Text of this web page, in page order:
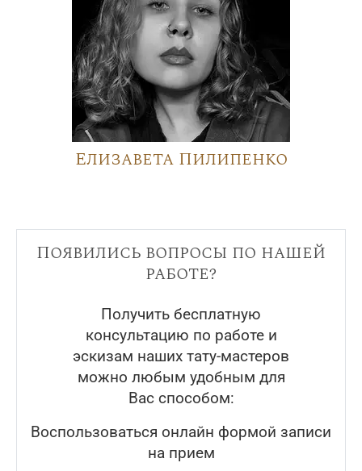
Елизавета Пилипенко
Появились вопросы по нашей
работе?
Получить бесплатную
консультацию по работе и
эскизам наших тату-мастеров
можно любым удобным для
Вас способом:
Воспользоваться онлайн формой записи
на прием